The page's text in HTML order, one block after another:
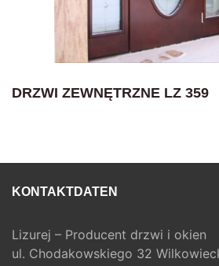
DRZWI ZEWNĘTRZNE LZ 359
KONTAKTDATEN
Lizurej – Producent drzwi i okien
ul. Chodakowskiego 32